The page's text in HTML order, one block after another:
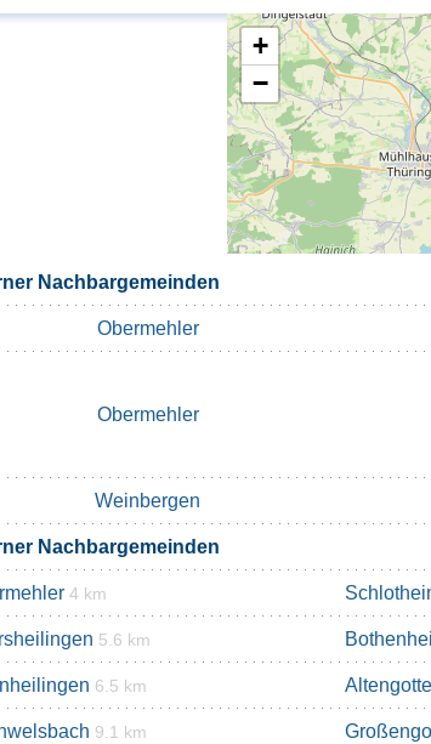
+
−
Nachbargemeinden
Obermehler
Obermehler
Weinbergen
Nachbargemeinden
4 km
5.6 km
6.5 km
9.1 km